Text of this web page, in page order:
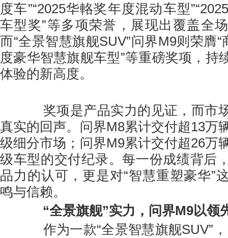
度车”“2025华輅奖年度混动车型
车型奖”等多项荣誉，展现出覆盖全
而“全景智慧旗舰SUV”问界M9则荣膺“
度豪华智慧旗舰车型”等重磅奖项，持
体验的新高度。
奖项是产品实力的见证，而市
真实的回声。问界M8累计交付超13万
级细分市场；问界M9累计交付超26万
级车型的交付纪录。每一份成绩背后
品力的认可，更是对“智慧重塑豪华”
鸣与信赖。
“全景旗舰”实力，问界M9以领
作为一款“全景智慧旗舰SUV”，